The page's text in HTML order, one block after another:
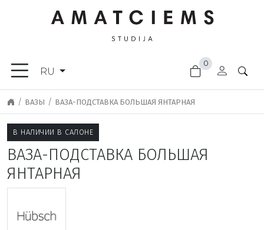
RU
0
МЕБЕЛЬ
ТОВАРЫ
ДЛЯ
САДА
ОСВЕЩЕНИЕ
ОТДЕЛОЧНЫЕ
МАТЕРИАЛЫ
СКИДКИ
ВАЗЫ ВАЗА-ПОДСТАВКА БОЛЬШАЯ ЯНТАРНАЯ
В НАЛИЧИИ В САЛОНЕ
ВАЗА-ПОДСТАВКА БОЛЬШАЯ
ЯНТАРНАЯ